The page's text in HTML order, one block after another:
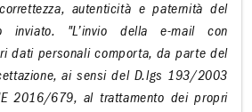
autenticità e paternità del
inviato. "L’invio della e-mail con
dati personali comporta, da parte del
ai sensi del D.lgs 193/2003
2016/679, al trattamento dei propri